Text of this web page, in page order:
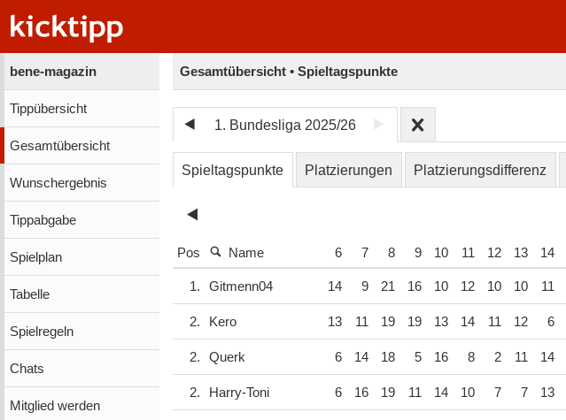
bene-magazin
Tippübersicht
Gesamtübersicht
Wunschergebnis
Tippabgabe
Spielplan
Tabelle
Spielregeln
Chats
Mitglied werden
Gesamtübersicht • Spieltagspunkte
1. Bundesliga 2025/26
Spieltagspunkte Platzierungen Platzierungsdifferenz
Pos Name 6 7 8 9 10 11 12 13 14
1. Gitmenn04 14 9 21 16 10 12 10 10 11
2. Kero 13 11 19 19 13 14 11 12 6
2. Querk 6 14 18 5 16 8 2 11 14
2. Harry-Toni 6 16 19 11 14 10 7 7 13